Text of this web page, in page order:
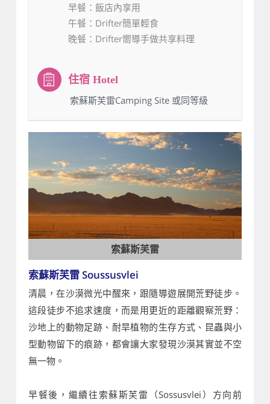
早餐 ：飯店內享用
午餐 ：Drifter簡單輕食
晚餐 ：Drifter嚮導手做共享料理
：索蘇斯芙雷Camping Site 或同等級
索蘇斯芙雷
索蘇斯芙雷 Soussusvlei
清晨，在沙漠微光中醒來，跟隨導遊展開荒野徒步。
這段徒步不追求速度，而是用更近的距離觀察荒野：
沙地上的動物足跡、耐旱植物的生存方式、昆蟲與小
型動物留下的痕跡，都會讓大家發現沙漠其實並不空
無一物。
早餐後，繼續往索蘇斯芙雷（Sossusvlei）方向前